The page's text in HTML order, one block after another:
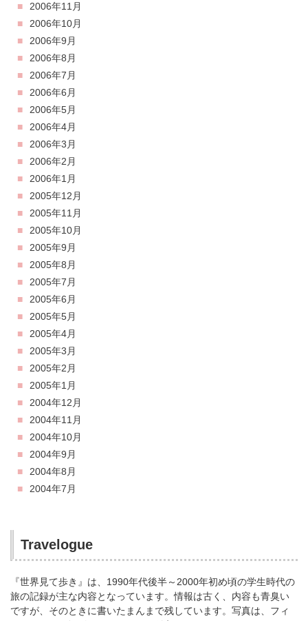
2006年11月
2006年10月
2006年9月
2006年8月
2006年7月
2006年6月
2006年5月
2006年4月
2006年3月
2006年2月
2006年1月
2005年12月
2005年11月
2005年10月
2005年9月
2005年8月
2005年7月
2005年6月
2005年5月
2005年4月
2005年3月
2005年2月
2005年1月
2004年12月
2004年11月
2004年10月
2004年9月
2004年8月
2004年7月
Travelogue
『世界見て歩き』は、1990年代後半～2000年初め頃の学生時代の
旅の記録が主な内容となっています。情報は古く、内容も青臭い
ですが、そのときに書いたまんまで残しています。写真は、フィ